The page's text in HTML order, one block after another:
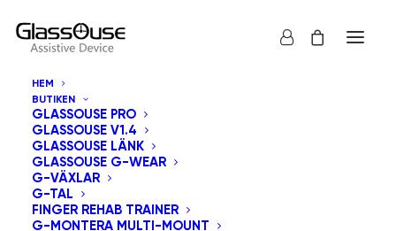
HEM
BUTIKEN
GLASSOUSE PRO
GLASSOUSE V1.4
GLASSOUSE LÄNK
GLASSOUSE G-WEAR
G-VÄXLAR
G-TAL
FINGER REHAB TRAINER
G-MONTERA MULTI-MOUNT